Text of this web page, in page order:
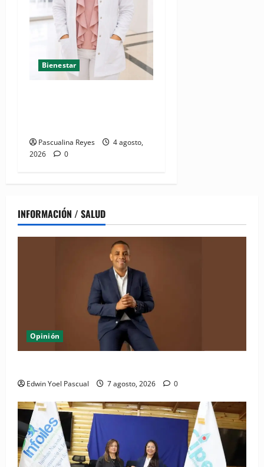
Bienestar
Pascualina Reyes
4 agosto,
2026
0
INFORMACIÓN / SALUD
Opinión
Edwin Yoel Pascual 7 agosto, 2026 0